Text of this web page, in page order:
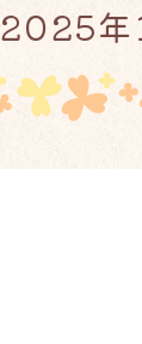
2025年